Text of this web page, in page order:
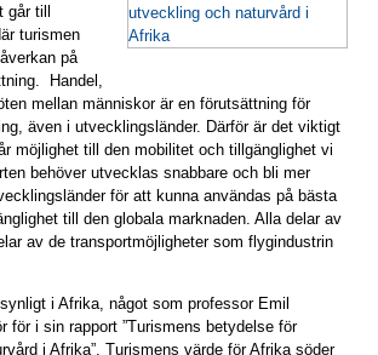
till
turismen
på
Handel,
mellan människor är en förutsättning för
även i utvecklingsländer. Därför är det viktigt
möjlighet till den mobilitet och tillgänglighet vi
behöver utvecklas snabbare och bli mer
för att kunna användas på bästa
till den globala marknaden. Alla delar av
av de transportmöjligheter som flygindustrin
i Afrika, något som professor Emil
för i sin rapport ”Turismens betydelse för
i Afrika”. Turismens värde för Afrika söder